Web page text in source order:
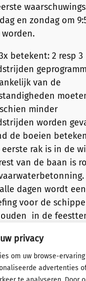
privacy
om uw browse-
advertenties
en zondag om
worden.
betekent: 2 resp 3
van de
minder
worden
de boeien
rak is in de
van de baan is
dagen wordt een
voor de
in de
briefing worden de
rond de boeien
Deze